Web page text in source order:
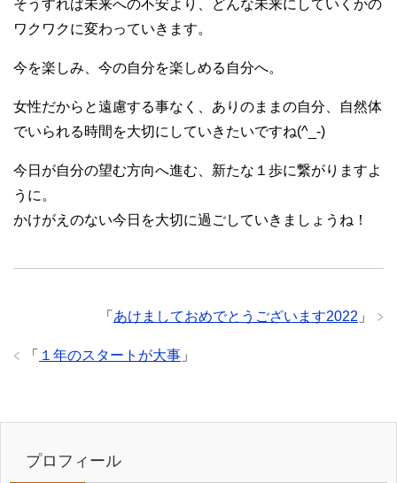
そうすれば未来への不安より、どんな未来にしていくかの
ワクワクに変わっていきます。
今を楽しみ、今の自分を楽しめる自分へ。
女性だからと遠慮する事なく、ありのままの自分、自然体
でいられる時間を大切にしていきたいですね(^_-)
今日が自分の望む方向へ進む、新たな１歩に繋がりますよ
うに。
かけがえのない今日を大切に過ごしていきましょうね！
「 あけましておめでとうございます2022 」
「 １年のスタートが大事 」
プロフィール